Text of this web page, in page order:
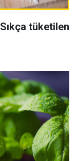
tüketilen